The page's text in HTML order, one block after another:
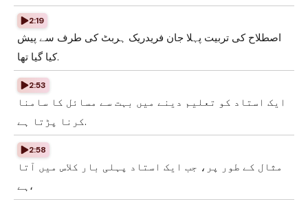
2:19
اصطلاح کی تربیت پہلا جان فریدریک ہربٹ کی طرف سے پیش
کیا گیا تھا.
2:53
ایک استاد کو تعلیم دینے میں بہت سے مسائل کا سامنا
کرنا پڑتا ہے.
2:58
مثال کے طور پر، جب ایک استاد پہلی بار کلاس میں آتا
ہے،